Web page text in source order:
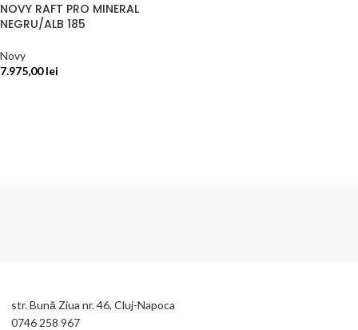
NOVY RAFT PRO MINERAL
NEGRU/ALB 185
Novy
7.975,00lei
str. Bună Ziua nr. 46, Cluj-Napoca
0746 258 967